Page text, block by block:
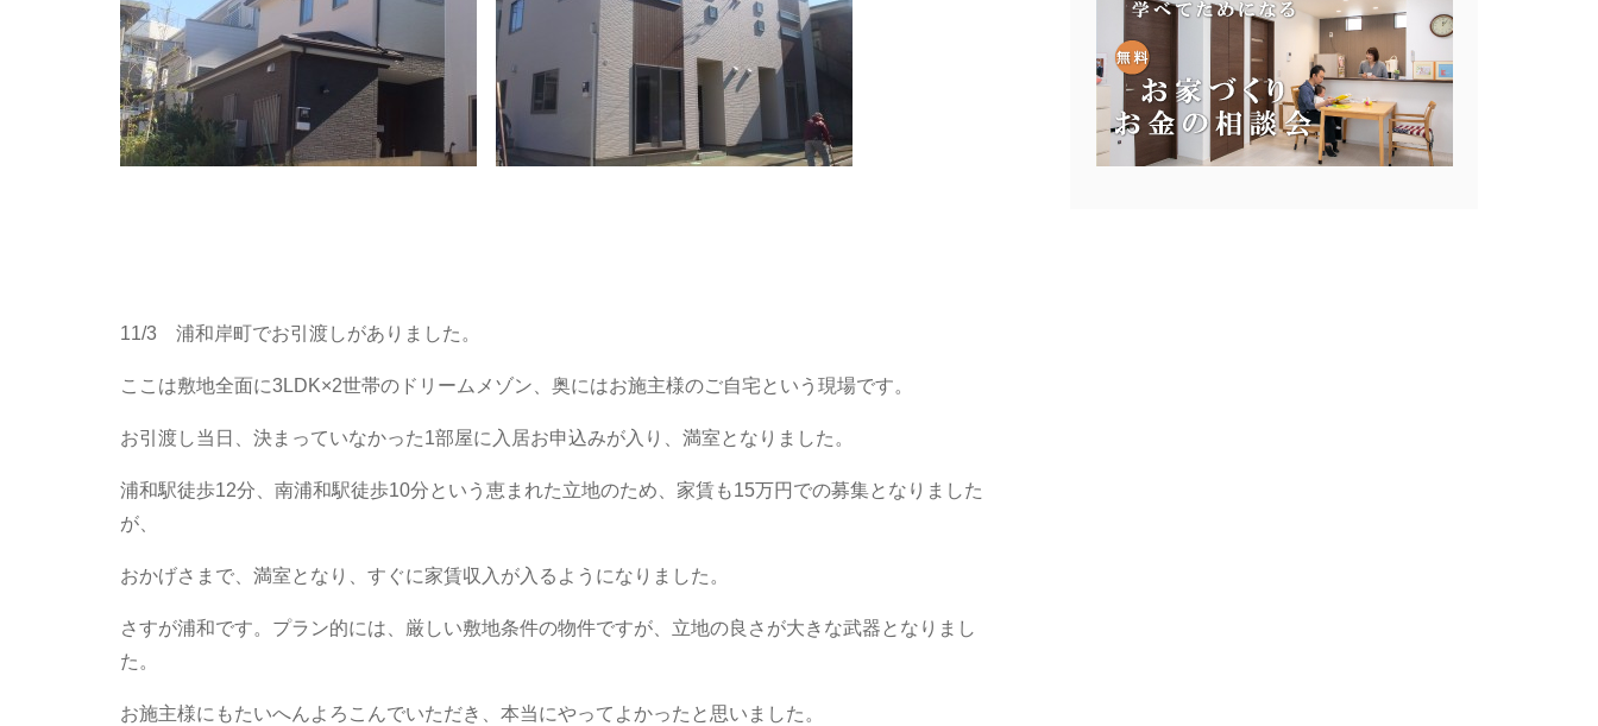
11/3 浦和岸町でお引渡しがありました。
ここは敷地全面に3LDK×2世帯のドリームメゾン、奥にはお施主様のご自宅という現場です。
お引渡し当日、決まっていなかった1部屋に入居お申込みが入り、満室となりました。
浦和駅徒歩12分、南浦和駅徒歩10分という恵まれた立地のため、家賃も15万円での募集となりました
が、
おかげさまで、満室となり、すぐに家賃収入が入るようになりました。
さすが浦和です。プラン的には、厳しい敷地条件の物件ですが、立地の良さが大きな武器となりまし
た。
お施主様にもたいへんよろこんでいただき、本当にやってよかったと思いました。